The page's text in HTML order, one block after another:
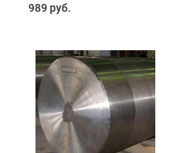
989 руб.